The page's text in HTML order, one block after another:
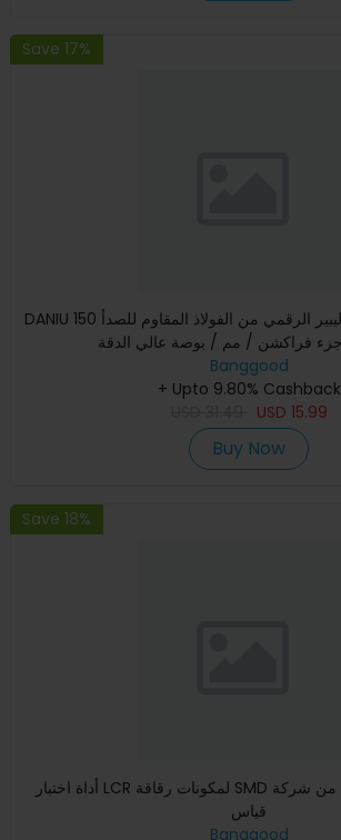
Save 17%
DANIU 150 مم شاشة عرض الكاليبير الرقمي من الفولاذ المقاوم للصدأ
Banggood
+ Upto 9.80% Cashback
USD 15.99
Buy Now
Save 18%
أداة اختبار LCR لمكونات رقاقة SMD من شركة ANENG معقم بقلم
قياس
Banggood